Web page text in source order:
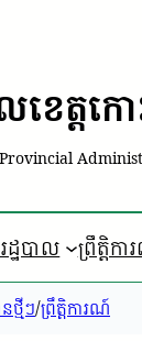
លខេត្តក
ដ្ឋបាល ព្រឹត្តិក
ថ្មីៗ/ព្រឹត្តិការណ៍